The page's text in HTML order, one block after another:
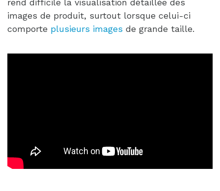
rend difficile la visualisation détaillée des
images de produit, surtout lorsque celui-ci
comporte plusieurs images de grande taille.